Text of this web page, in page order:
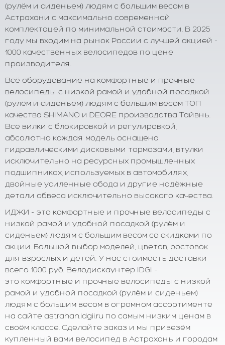
(рулём и сиденьем) людям с большим весом в
Астрахани с максимально современной
комплектацей по минимальной стоимости. В 2025
году мы входим на рынок России с лучшей акцией -
1000 качественных велосипедов по цене
производителя.
Всё оборудование на комфортные и прочные
велосипеды с низкой рамой и удобной посадкой
(рулём и сиденьем) людям с большим весом ТОП
качества SHIMANO и DEORE производства Тайвнь.
Все вилки с блокировкой и регулировкой,
абсолютно каждая модель оснащена
гидравлическими дисковыми тормозами, втулки
исключительно на ресурсных промышленных
подшипниках, используемых в автомобилях,
двойные усиленные обода и другие надёжные
детали обвеса исключительно высокого качества.
ИДЖИ - это комфортные и прочные велосипеды с
низкой рамой и удобной посадкой (рулём и
сиденьем) людям с большим весом со скидками по
акции. Большой выбор моделей, цветов, ростовок
для взрослых и детей. У нас стоимость доставки
всего 1000 руб. Велодискаунтер IDGI -
это комфортные и прочные велосипеды с низкой
рамой и удобной посадкой (рулём и сиденьем)
людям с большим весом в огромном ассортименте
на сайте astrahan.idgii.ru по самым низким ценам в
своём классе. Сделайте заказ и мы привезём
купленный вами велосипед в Астрахань и городам